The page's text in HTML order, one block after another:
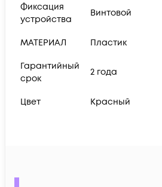
Фиксация
устройства
Винтовой
МАТЕРИАЛ Пластик
Гарантийный
срок
2 года
Цвет Красный